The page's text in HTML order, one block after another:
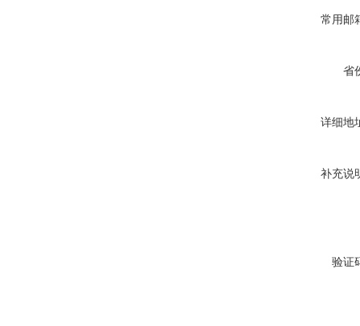
常用邮
省
详细地
补充说
验证